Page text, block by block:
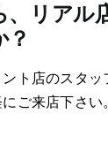
リアル
？
ト店のスタッ
ご来店下さい。